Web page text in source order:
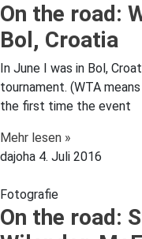
On the road:
Bol, Croatia
In June I was in Bol,
tournament. (WTA
the first time the event
Mehr lesen »
dajoha 4. Juli 2016
Fotografie
On the road: